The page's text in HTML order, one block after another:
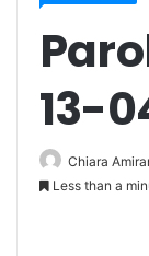
13-
Chiara
Less than a